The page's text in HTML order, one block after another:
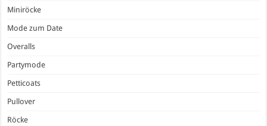
Miniröcke
Mode zum Date
Overalls
Partymode
Petticoats
Pullover
Röcke